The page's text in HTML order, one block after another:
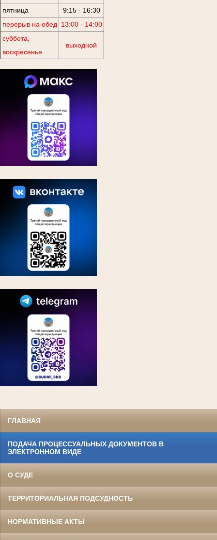
пятница
9:15 - 16:30
перерыв на обед
13:00 - 14:00
суббота,
воскресенье
выходной
ГЛАВНАЯ
ПОДАЧА ПРОЦЕССУАЛЬНЫХ ДОКУМЕНТОВ В
ЭЛЕКТРОННОМ ВИДЕ
О СУДЕ
ТЕРРИТОРИАЛЬНАЯ ПОДСУДНОСТЬ
НОРМАТИВНЫЕ АКТЫ